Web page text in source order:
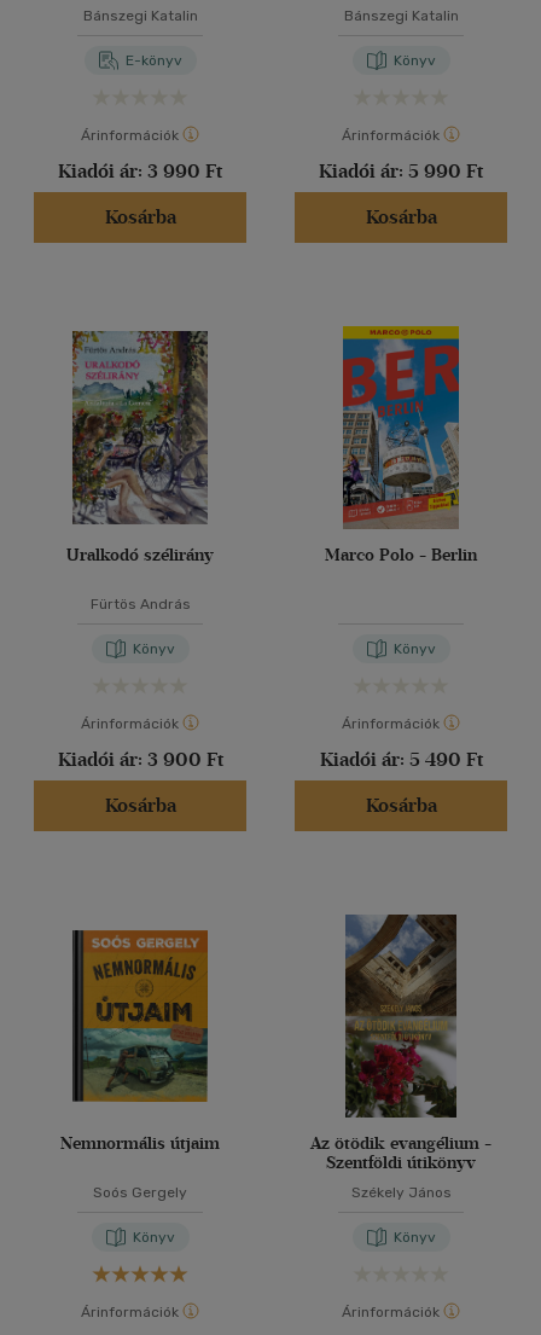
Bánszegi Katalin
E-könyv
Árinformációk
Kiadói ár: 3 990 Ft
Kosárba
Bánszegi Katalin
Könyv
Árinformációk
Kiadói ár: 5 990 Ft
Kosárba
Uralkodó szélirány
Fürtös András
Könyv
Árinformációk
Kiadói ár: 3 900 Ft
Kosárba
Marco Polo - Berlin
Könyv
Árinformációk
Kiadói ár: 5 490 Ft
Kosárba
Nemnormális útjaim
Soós Gergely
Könyv
Árinformációk
Az ötödik evangélium -
Szentföldi útikönyv
Székely János
Könyv
Árinformációk